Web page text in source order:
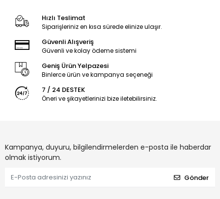
Hızlı Teslimat
Siparişleriniz en kısa sürede elinize ulaşır.
Güvenli Alışveriş
Güvenli ve kolay ödeme sistemi
Geniş Ürün Yelpazesi
Binlerce ürün ve kampanya seçeneği
7 / 24 DESTEK
Öneri ve şikayetlerinizi bize iletebilirsiniz.
Kampanya, duyuru, bilgilendirmelerden e-posta ile haberdar
olmak istiyorum.
Gönder